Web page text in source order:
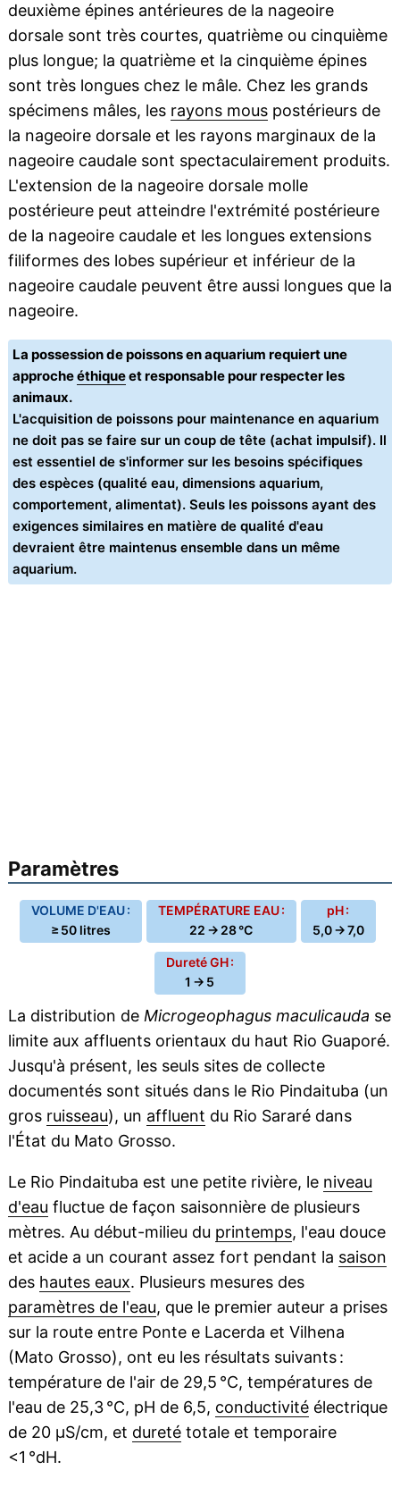
deuxième épines antérieures de la nageoire
dorsale sont très courtes, quatrième ou cinquième
plus longue; la quatrième et la cinquième épines
sont très longues chez le mâle. Chez les grands
spécimens mâles, les rayons mouspostérieurs de
la nageoire dorsale et les rayons marginaux de la
nageoire caudale sont spectaculairement produits.
L'extension de la nageoire dorsale molle
postérieure peut atteindre l'extrémité postérieure
de la nageoire caudale et les longues extensions
filiformes des lobes supérieur et inférieur de la
nageoire caudale peuvent être aussi longues que la
nageoire.
La possession de poissons en aquarium requiert une
approcheéthiqueet responsable pour respecter les
animaux.
L'acquisition de poissons pour maintenance en aquarium
ne doit pas se faire sur un coup de tête (achat impulsif). Il
est essentiel de s'informer sur les besoins spécifiques
des espèces (qualité eau, dimensions aquarium,
comportement, alimentat). Seuls les poissons ayant des
exigences similaires en matière de qualité d'eau
devraient être maintenus ensemble dans un même
aquarium.
Paramètres
VOLUME D'EAU :
≥ 50 litres
TEMPÉRATURE EAU :
22 → 28 °C
pH :
5,0 → 7,0
Dureté GH :
1 → 5
La distribution de Microgeophagus maculicauda se
limite aux affluents orientaux du haut Rio Guaporé.
Jusqu'à présent, les seuls sites de collecte
documentés sont situés dans le Rio Pindaituba (un
gros ruisseau), un affluent du Rio Sararé dans
l'État du Mato Grosso.
Le Rio Pindaituba est une petite rivière, le niveau
d'eau fluctue de façon saisonnière de plusieurs
mètres. Au début-milieu du printemps, l'eau douce
et acide a un courant assez fort pendant la saison
des hautes eaux. Plusieurs mesures des
paramètres de l'eau, que le premier auteur a prises
sur la route entre Ponte e Lacerda et Vilhena
(Mato Grosso), ont eu les résultats suivants :
température de l'air de 29,5 °C, températures de
l'eau de 25,3 °C, pH de 6,5, conductivitéélectrique
de 20 μS/cm, et duretétotale et temporaire
<1 °dH.